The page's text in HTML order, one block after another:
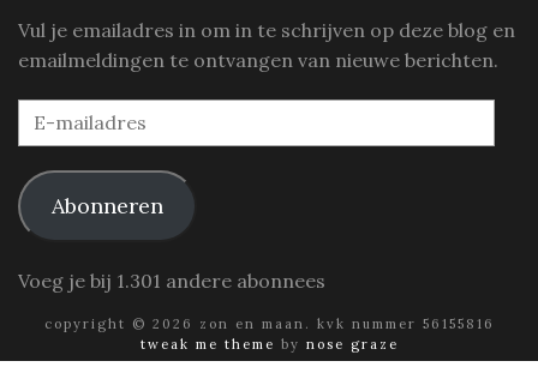
Vul je emailadres in om in te schrijven op deze blog en
emailmeldingen te ontvangen van nieuwe berichten.
E-
mailadres
Abonneren
Voeg je bij 1.301 andere abonnees
copyright © 2026 zon en maan. kvk nummer 56155816
tweak me theme by nose graze